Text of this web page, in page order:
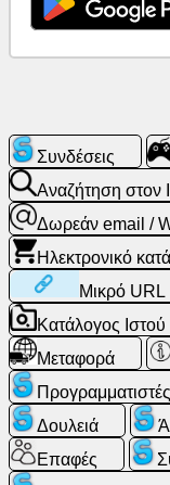
Analytics
Ηλεκτρονικό
κατάστημα
Προγραμματιστές
/
Εφαρμογές
Εργαλεία
Δουλειά
Συνδέσεις
Αναζήτηση στον
Δωρεάν email /
Ηλεκτρονικό
Μικρό URL
Κατάλογος Ιστού
Μεταφορά
Δουλειά
Επαφές